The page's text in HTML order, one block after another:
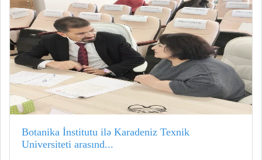
Botanika İnstitutu ilə Karadeniz Texnik
Universiteti arasınd...